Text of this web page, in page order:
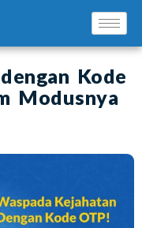
Kode
Modusnya